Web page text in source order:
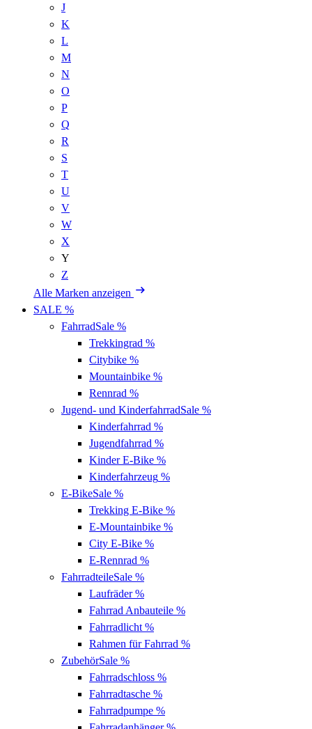
J
K
L
M
N
O
P
Q
R
S
T
U
V
W
X
Y
Z
Alle Marken anzeigen
SALE %
FahrradSale %
Trekkingrad %
Citybike %
Mountainbike %
Rennrad %
Jugend- und KinderfahrradSale %
Kinderfahrrad %
Jugendfahrrad %
Kinder E-Bike %
Kinderfahrzeug %
E-BikeSale %
Trekking E-Bike %
E-Mountainbike %
City E-Bike %
E-Rennrad %
FahrradteileSale %
Laufräder%
Fahrrad Anbauteile %
Fahrradlicht %
Rahmen für Fahrrad %
ZubehörSale %
Fahrradschloss %
Fahrradtasche %
Fahrradpumpe %